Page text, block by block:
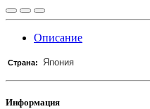
Описание
Страна: Япония
Информация